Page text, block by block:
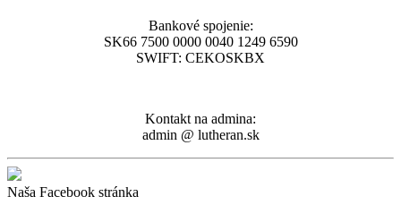
Bankové spojenie:
SK66 7500 0000 0040 1249 6590
SWIFT: CEKOSKBX
Kontakt na admina:
admin @ lutheran.sk
Naša Facebook stránka